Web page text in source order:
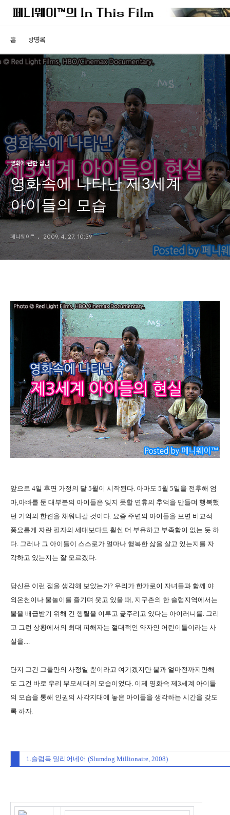
홈 방명록
영화에 관한 잡담
영화속에 나타난 제3세계
아이들의 모습
페니웨이™ 2009. 4. 27. 10:39
앞으로 4일 후면 가정의 달 5월이 시작된다. 아마도 5월 5일을 전후해 엄
마,아빠를 둔 대부분의 아이들은 잊지 못할 연휴의 추억을 만들며 행복했
던 기억의 한켠을 채워나갈 것이다. 요즘 주변의 아이들을 보면 비교적
풍요롭게 자란 필자의 세대보다도 훨씬 더 부유하고 부족함이 없는 듯 하
다. 그러나 그 아이들이 스스로가 얼마나 행복한 삶을 살고 있는지를 자
각하고 있는지는 잘 모르겠다.
당신은 이런 점을 생각해 보았는가? 우리가 한가로이 자녀들과 함께 야
외온천이나 물놀이를 즐기며 웃고 있을 때, 지구촌의 한 슬럼지역에서는
물을 배급받기 위해 긴 행렬을 이루고 굶주리고 있다는 아이러니를. 그리
고 그런 상황에서의 최대 피해자는 절대적인 약자인 어린이들이라는 사
실을....
단지 그건 그들만의 사정일 뿐이라고 여기겠지만 불과 얼마전까지만해
도 그건 바로 우리 부모세대의 모습이었다. 이제 영화속 제3세계 아이들
의 모습을 통해 인권의 사각지대에 놓은 아이들을 생각하는 시간을 갖도
록 하자.
1.슬럼독 밀리어네어 (Slumdog Millionaire, 2008)